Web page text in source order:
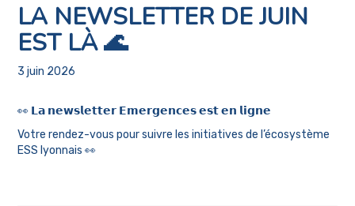
LA NEWSLETTER DE JUIN
EST LÀ 🌊
3 juin 2026
👀 𝗟𝗮 𝗻𝗲𝘄𝘀𝗹𝗲𝘁𝘁𝗲𝗿 𝗘𝗺𝗲𝗿𝗴𝗲𝗻𝗰𝗲𝘀 𝗲𝘀𝘁 𝗲𝗻 𝗹𝗶𝗴𝗻𝗲
Votre rendez-vous pour suivre les initiatives de l’écosystème
ESS lyonnais 👀